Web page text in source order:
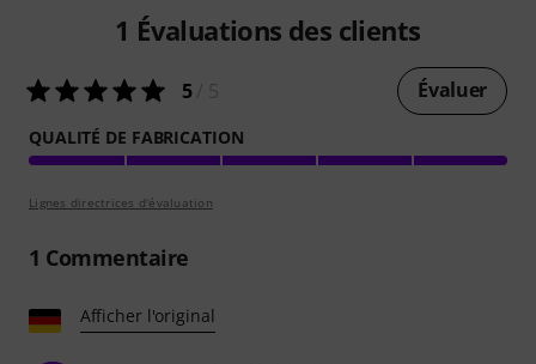
1 Évaluations des clients
5/ 5 Évaluer
QUALITÉ DE FABRICATION
Lignes directrices d'évaluation
1 Commentaire
Afficher l'original